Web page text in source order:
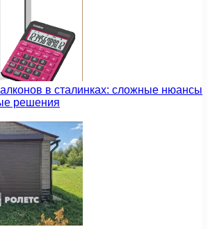
в сталинках: сложные нюансы
решения